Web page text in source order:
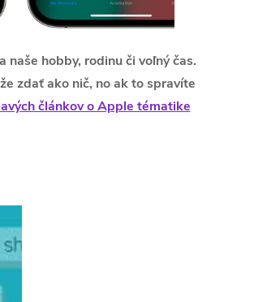
naše hobby, rodinu či voľný čas.
zdať ako nič, no ak to spravíte
článkov o Apple tématike